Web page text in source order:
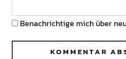
Benachrichtige mich über